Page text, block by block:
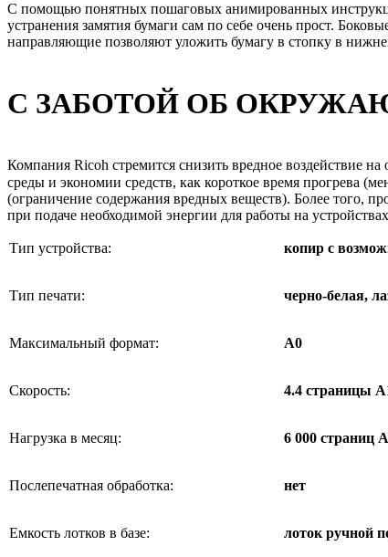
С помощью понятных пошаговых анимированных
устранения замятия бумаги сам по себе очень прост.
направляющие позволяют уложить бумагу в стопку в
С ЗАБОТОЙ ОБ
Компания Ricoh стремится снизить вредное воздействие
среды и экономии средств, как короткое время прогрева
(ограничение содержания вредных веществ). Более того,
при подаче необходимой энергии для работы на
Тип устройства: копир с
Тип печати: черно-белая,
Максимальный формат: А0
Скорость: 4.4 страницы
Нагрузка в месяц: 6 000 страниц
Послепечатная обработка: нет
Емкость лотков в базе: лоток ручной